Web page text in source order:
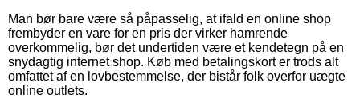
Man bør bare være så påpasselig, at ifald en online shop
frembyder en vare for en pris der virker hamrende
overkommelig, bør det undertiden være et kendetegn på en
snydagtig internet shop. Køb med betalingskort er trods alt
omfattet af en lovbestemmelse, der bistår folk overfor uægte
online outlets.